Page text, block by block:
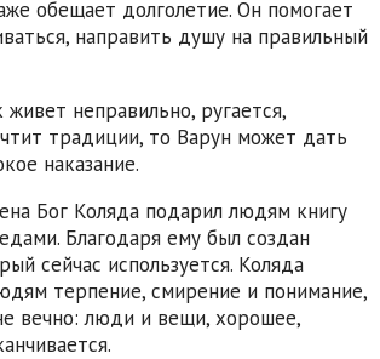
обещает долголетие. Он помогает
направить душу на правильный
живет неправильно, ругается,
традиции, то Варун может дать
наказание.
Бог Коляда подарил людям книгу
Благодаря ему был создан
сейчас используется. Коляда
терпение, смирение и понимание,
вечно: люди и вещи, хорошее,